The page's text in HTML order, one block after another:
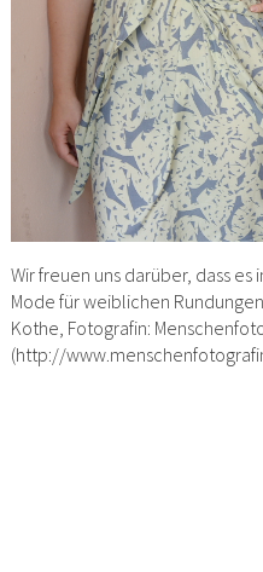
Wir freuen uns darüber, dass es
Mode für weiblichen
Kothe, Fotografin:
(http://